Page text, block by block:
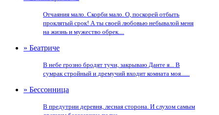
Отчаяния мало. Скорби мало. О, поскорей отбыть
проклятый срок! А ты своей любовью небывалой меня
на жизнь и мужество обрек....
» Беатриче
В небе грозно бродят тучи, закрываю Данте я... В
сумрак стройный и дремучий входит комната моя......
» Бессонница
В предутрии деревня, лесная сторона. И слухом самым